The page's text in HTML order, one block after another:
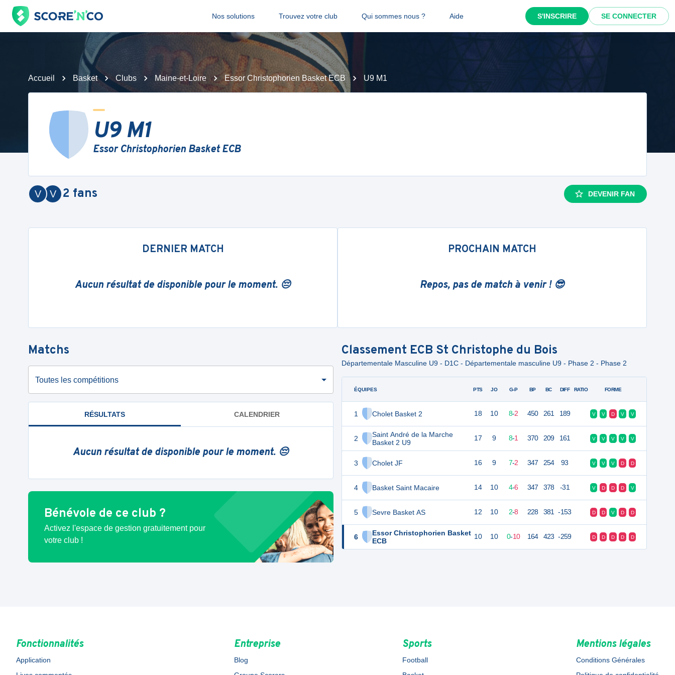
Nos solutions Trouvez votre club Qui sommes nous ? Aide S'INSCRIRE SE CONNECTER
Accueil Basket Clubs Maine-et-Loire Essor Christophorien Basket ECB U9 M1
U9 M1
Essor Christophorien Basket ECB
V
V 2 fans DEVENIR FAN
DERNIER MATCH
Aucun résultat de disponible pour le moment. 😔
PROCHAIN MATCH
Repos, pas de match à venir ! 😎
Matchs
Toutes les compétitions
RÉSULTATS CALENDRIER
Aucun résultat de disponible pour le moment. 😔
Bénévole de ce club ?
Activez l'espace de gestion gratuitement pour
votre club !
Classement ECB St Christophe du Bois
Départementale Masculine U9 - D1C - Départementale masculine U9 - Phase 2 - Phase 2
ÉQUIPES
1 Cholet Basket 2
2
Saint André de la Marche
Basket 2 U9
3 Cholet JF
4 Basket Saint Macaire
5 Sevre Basket AS
6
Essor Christophorien Basket
ECB
PTS JO G-P BP BC DIFF RATIO FORME
18 10 8-2 450 261 189 V V D V V
17 9 8-1 370 209 161 V V V V V
16 9 7-2 347 254 93 V V V D D
14 10 4-6 347 378 -31 V D D D V
12 10 2-8 228 381 -153 D D V D D
10 10 0-10 164 423 -259 D D D D D
Fonctionnalités
Application
Entreprise
Blog
Sports
Football
Mentions légales
Conditions Générales